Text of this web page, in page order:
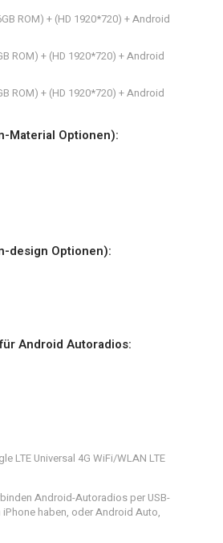
ROM) + (HD 1920*720) + Android
ROM) + (HD 1920*720) + Android
ROM) + (HD 1920*720) + Android
Material Optionen):
design Optionen):
Android Autoradios:
LTE Universal 4G WiFi/WLAN LTE
Android-Autoradios per USB-
haben, oder Android Auto,